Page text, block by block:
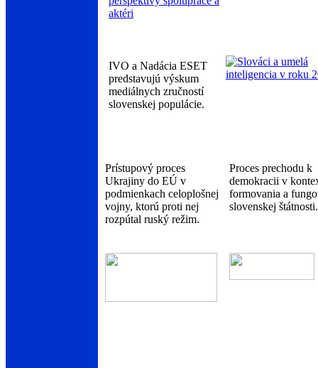
IVO a Nadácia ESET
predstavujú výskum
mediálnych zručností
slovenskej populácie.
Prístupový proces
Ukrajiny do EÚ v
podmienkach celoplošnej
vojny, ktorú proti nej
rozpútal ruský režim.
Proces prechodu k
demokracii v
formovania a
slovenskej štátnosti.